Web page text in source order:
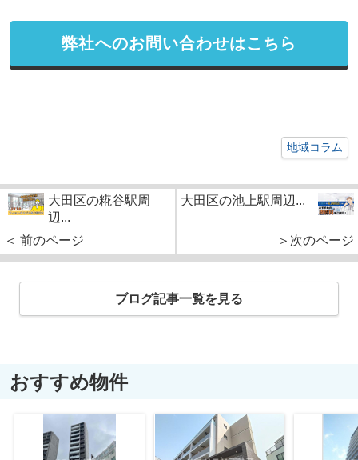
弊社へのお問い合わせはこちら
地域コラム
大田区の糀谷駅周
辺...
＜ 前のページ
大田区の池上駅周辺...
＞次のページ
ブログ記事一覧を見る
おすすめ物件